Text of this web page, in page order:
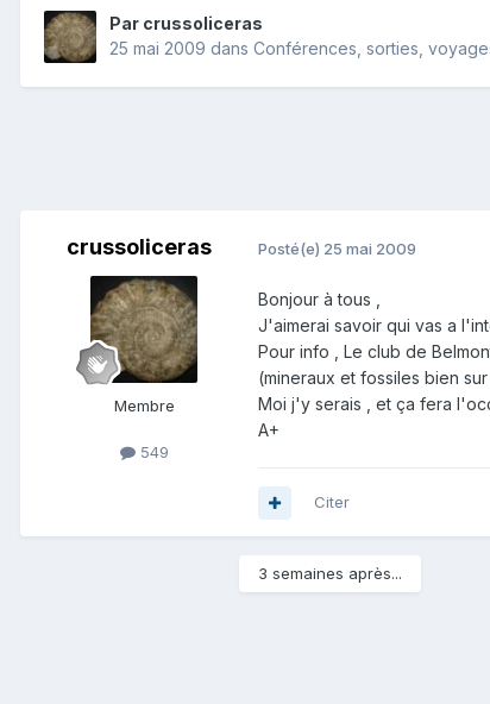
Par crussoliceras
25 mai 2009 dans Conférences, sorties,
crussoliceras
Membre
549
Posté(e) 25 mai 2009
Bonjour à tous ,
J'aimerai savoir qui vas a
Pour info , Le club de
(mineraux et fossiles bien
Moi j'y serais , et ça fera
A+
Citer
3 semaines après...